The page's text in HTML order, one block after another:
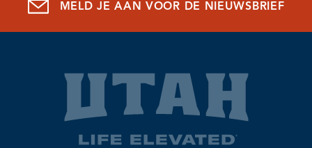
MELD JE AAN VOOR DE NIEUWSBRIEF